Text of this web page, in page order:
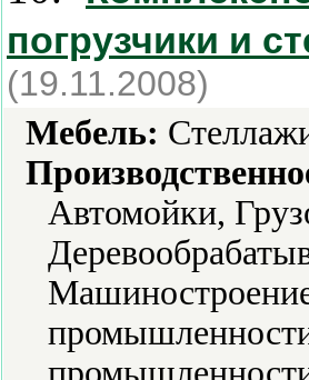
погрузчики и
(19.11.2008)
Мебель:
Автомойки,